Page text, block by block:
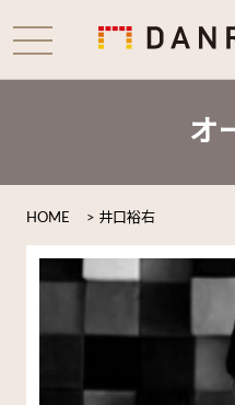
オ
HOME > 井口裕右